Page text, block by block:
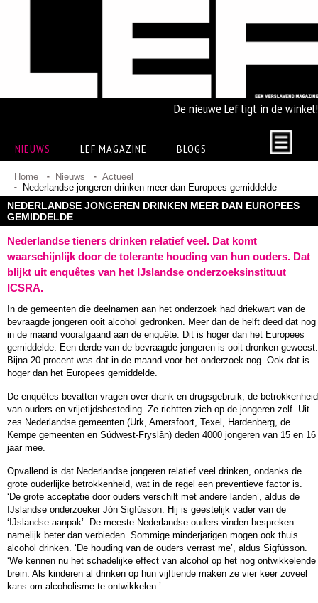
De nieuwe Lef ligt in de winkel!
NIEUWS LEF MAGAZINE BLOGS
Home Nieuws
Actueel
Nederlandse jongeren drinken meer dan Europees gemiddelde
NEDERLANDSE JONGEREN DRINKEN MEER DAN EUROPEES
GEMIDDELDE
Nederlandse tieners drinken relatief veel. Dat komt
waarschijnlijk door de tolerante houding van hun ouders. Dat
blijkt uit enquêtes van het IJslandse onderzoeksinstituut
ICSRA.
In de gemeenten die deelnamen aan het onderzoek had driekwart van de
bevraagde jongeren ooit alcohol gedronken. Meer dan de helft deed dat nog
in de maand voorafgaand aan de enquête. Dit is hoger dan het Europees
gemiddelde. Een derde van de bevraagde jongeren is ooit dronken geweest.
Bijna 20 procent was dat in de maand voor het onderzoek nog. Ook dat is
hoger dan het Europees gemiddelde.
De enquêtes bevatten vragen over drank en drugsgebruik, de betrokkenheid
van ouders en vrijetijdsbesteding. Ze richtten zich op de jongeren zelf. Uit
zes Nederlandse gemeenten (Urk, Amersfoort, Texel, Hardenberg, de
Kempe gemeenten en Súdwest-Fryslân) deden 4000 jongeren van 15 en 16
jaar mee.
Opvallend is dat Nederlandse jongeren relatief veel drinken, ondanks de
grote ouderlijke betrokkenheid, wat in de regel een preventieve factor is.
‘De grote acceptatie door ouders verschilt met andere landen’, aldus de
IJslandse onderzoeker Jón Sigfússon. Hij is geestelijk vader van de
‘IJslandse aanpak’. De meeste Nederlandse ouders vinden bespreken
namelijk beter dan verbieden. Sommige minderjarigen mogen ook thuis
alcohol drinken. ‘De houding van de ouders verrast me’, aldus Sigfússon.
‘We kennen nu het schadelijke effect van alcohol op het nog ontwikkelende
brein. Als kinderen al drinken op hun vijftiende maken ze vier keer zoveel
kans om alcoholisme te ontwikkelen.’